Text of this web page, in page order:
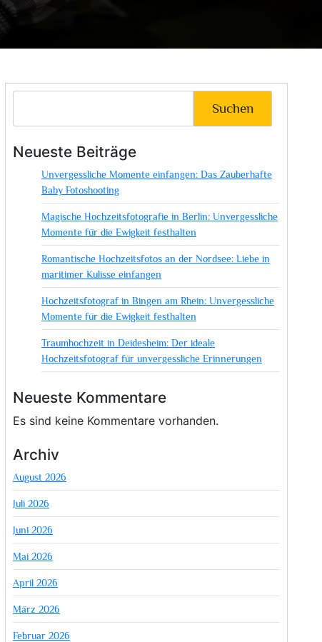
Suchen
Neueste Beiträge
Unvergessliche Momente einfangen: Das Zauberhafte
Baby Fotoshooting
Magische Hochzeitsfotografie in Berlin: Unvergessliche
Momente für die Ewigkeit festhalten
Romantische Hochzeitsfotos an der Nordsee: Liebe in
maritimer Kulisse einfangen
Hochzeitsfotograf in Bingen am Rhein: Unvergessliche
Momente für die Ewigkeit festhalten
Traumhochzeit in Deidesheim: Der ideale
Hochzeitsfotograf für unvergessliche Erinnerungen
Neueste Kommentare
Es sind keine Kommentare vorhanden.
Archiv
August 2026
Juli 2026
Juni 2026
Mai 2026
April 2026
März 2026
Februar 2026